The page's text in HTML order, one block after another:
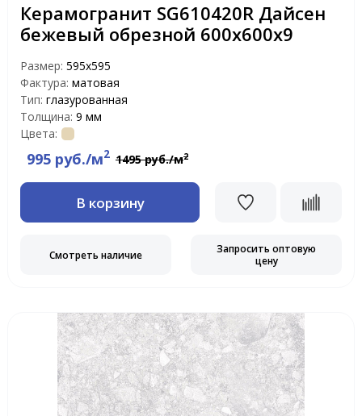
Керамогранит SG610420R Дайсен
бежевый обрезной 600х600х9
Размер: 595x595
Фактура: матовая
Тип: глазурованная
Толщина: 9 мм
Цвета:
995 руб./м2 1495 руб./м2
В корзину
Смотреть наличие
Запросить оптовую
цену